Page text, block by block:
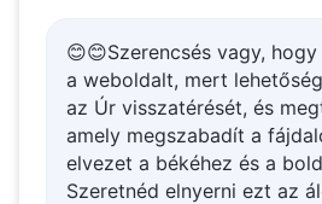
😊😊Szerencsés vagy,
a weboldalt, mert
az Úr visszatérését, és
amely megszabadít a
elvezet a békéhez és a
Szeretnéd elnyerni ezt az